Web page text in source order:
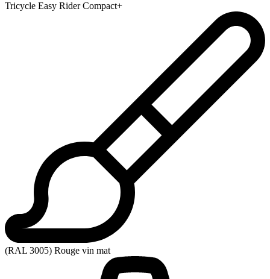
Tricycle Easy Rider Compact+
(RAL 3005) Rouge vin mat